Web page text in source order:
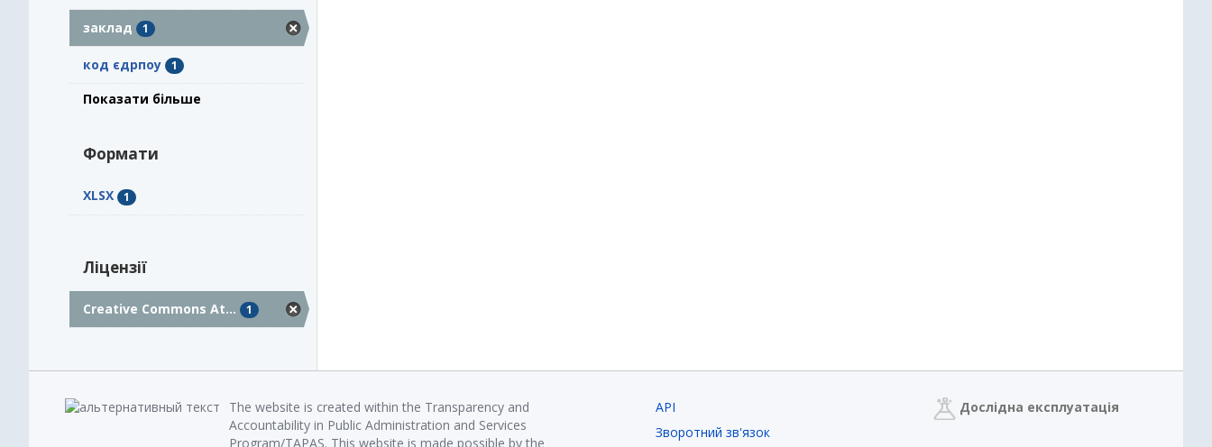
заклад 1
код єдрпоу 1
Показати більше
Формати
XLSX 1
Ліцензії
Creative Commons At... 1
The website is created within the Transparency and
Accountability in Public Administration and Services
Program/TAPAS. This website is made possible by the
API
Зворотний зв'язок
Дослідна експлуатація